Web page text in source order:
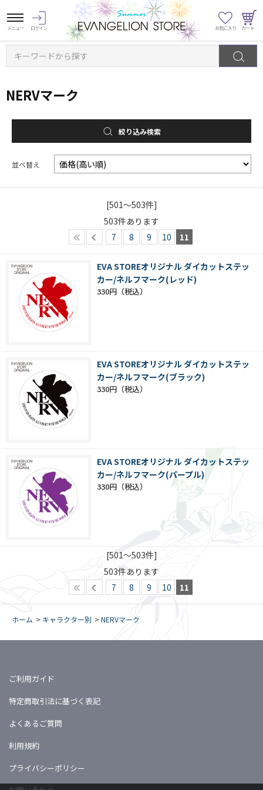
キーワードから探す
NERVマーク
絞り込み検索
並べ替え
[501～503件]
503件あります
7
8 9 10 11
EVA STOREオリジナル ダイカットステッ
カー/ネルフマーク(レッド)
330円
EVA STOREオリジナル ダイカットステッ
カー/ネルフマーク(ブラック)
330円
EVA STOREオリジナル ダイカットステッ
カー/ネルフマーク(パープル)
330円
[501～503件]
503件あります
7
8 9 10 11
ホーム > キャラクター別 > NERVマーク
ご利用ガイド
特定商取引法に基づく表記
よくあるご質問
利用規約
プライバシーポリシー